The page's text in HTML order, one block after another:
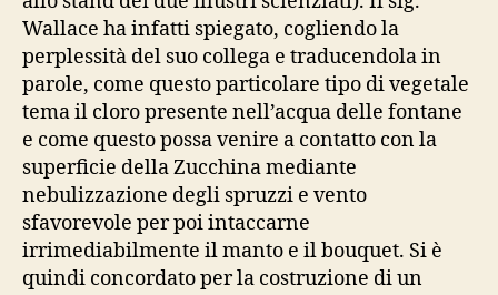
Wallace ha infatti spiegato, cogliendo la
perplessità del suo collega e traducendola in
parole, come questo particolare tipo di vegetale
tema il cloro presente nell’acqua delle fontane
e come questo possa venire a contatto con la
superficie della Zucchina mediante
nebulizzazione degli spruzzi e vento
sfavorevole per poi intaccarne
irrimediabilmente il manto e il bouquet. Si è
quindi concordato per la costruzione di un